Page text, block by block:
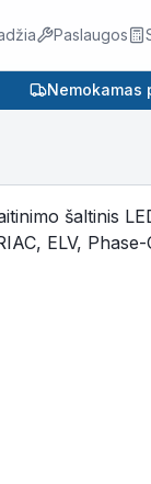
Paslaugos
Nemokamas